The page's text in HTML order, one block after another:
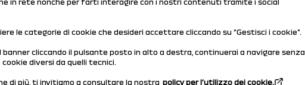
le categorie di cookie che desideri accettare cliccando su “Gestisci i cookie”.
banner cliccando il pulsante posto in alto a destra, continuerai a navigare senza
diversi da quelli tecnici.
di più, ti invitiamo a consultare la nostra policy per l’utilizzo dei cookie.